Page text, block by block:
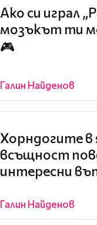
Ако си играл
мозъкът ти
🎮
Галин Найденов
Хорндогите в
всъщност
интересни
Галин Найденов